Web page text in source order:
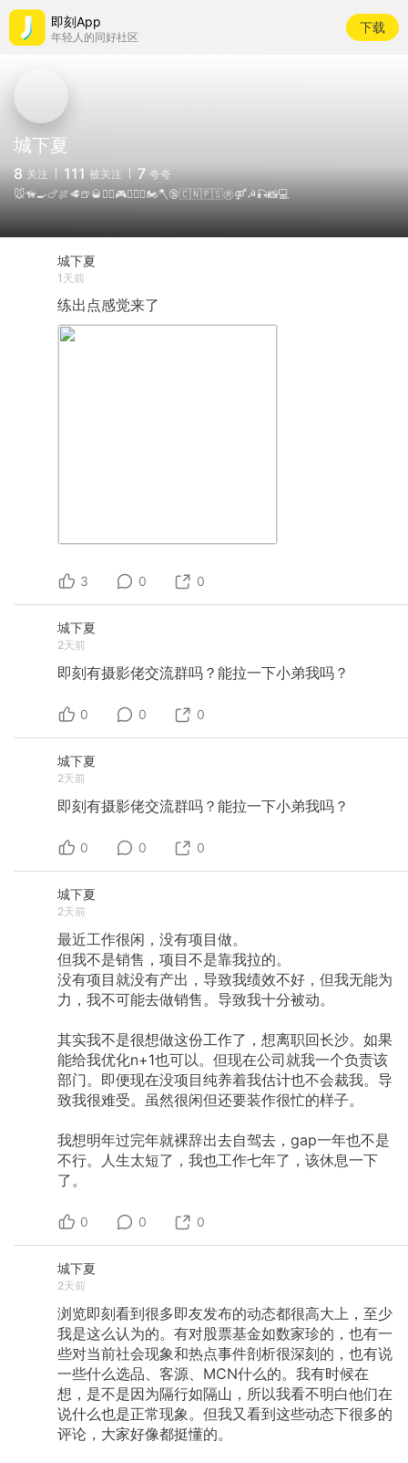
即刻App
年轻人的同好社区
下载
城下夏
8 关注 111 被关注 7 夸夸
🐭🦮🍳🍗🍖🥩🍺🥃🏋️‍♀️🎮🏊🏻‍♂️🏍️🪓🔞🇨🇳🇵🇸㊚⚤☭🎣📸💻
城下夏
1天前
练出点感觉来了
3 0 0
城下夏
2天前
即刻有摄影佬交流群吗？能拉一下小弟我吗？
0 0 0
城下夏
2天前
即刻有摄影佬交流群吗？能拉一下小弟我吗？
0 0 0
城下夏
2天前
最近工作很闲，没有项目做。
但我不是销售，项目不是靠我拉的。
没有项目就没有产出，导致我绩效不好，但我无能为
力，我不可能去做销售。导致我十分被动。
其实我不是很想做这份工作了，想离职回长沙。如果
能给我优化n+1也可以。但现在公司就我一个负责该
部门。即便现在没项目纯养着我估计也不会裁我。导
致我很难受。虽然很闲但还要装作很忙的样子。
我想明年过完年就裸辞出去自驾去，gap一年也不是
不行。人生太短了，我也工作七年了，该休息一下
了。
0 0 0
城下夏
2天前
浏览即刻看到很多即友发布的动态都很高大上，至少
我是这么认为的。有对股票基金如数家珍的，也有一
些对当前社会现象和热点事件剖析很深刻的，也有说
一些什么选品、客源、MCN什么的。我有时候在
想，是不是因为隔行如隔山，所以我看不明白他们在
说什么也是正常现象。但我又看到这些动态下很多的
评论，大家好像都挺懂的。